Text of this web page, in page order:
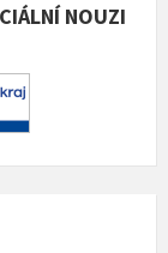
NOUZI